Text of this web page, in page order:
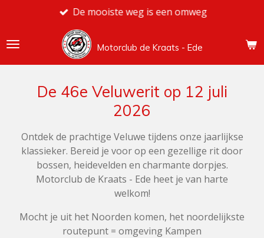
naar
Motorclub de Kraats - Ede
De mooiste weg is een omweg
De 46e Veluwerit op 12 juli
2026
Ontdek de prachtige Veluwe tijdens onze jaarlijkse
klassieker. Bereid je voor op een gezellige rit door
bossen, heidevelden en charmante dorpjes.
Motorclub de Kraats - Ede heet je van harte
welkom!
Mocht je uit het Noorden komen, het noordelijkste
routepunt = omgeving Kampen